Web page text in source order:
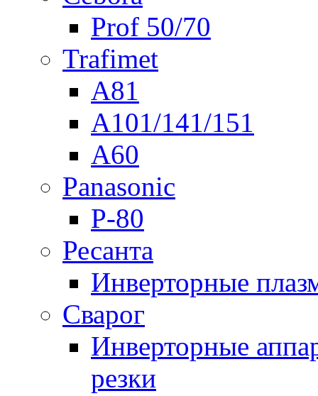
Prof 50/70
Trafimet
A81
A101/141/151
A60
Panasonic
P-80
Ресанта
Инверторные
Сварог
Инверторные
резки